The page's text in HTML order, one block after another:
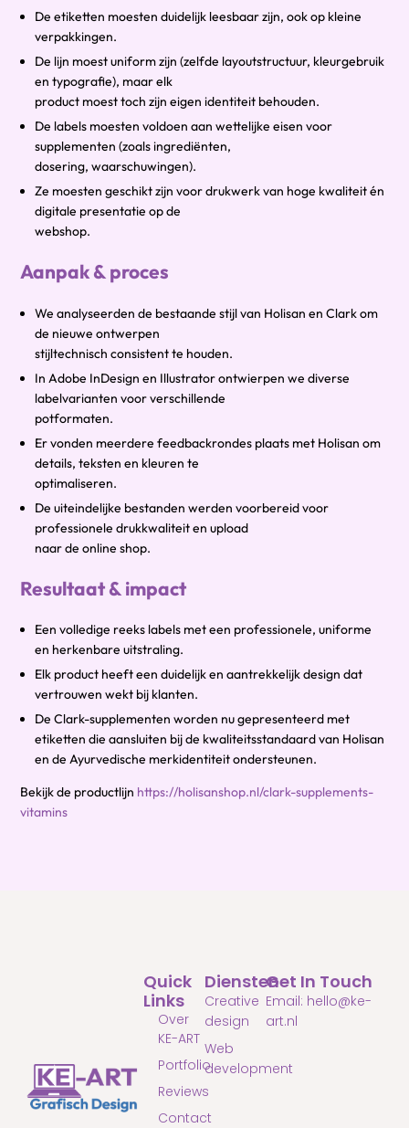
De etiketten moesten duidelijk leesbaar zijn, ook op kleine
verpakkingen.
De lijn moest uniform zijn (zelfde layoutstructuur, kleurgebruik
en typografie), maar elk
product moest toch zijn eigen identiteit behouden.
De labels moesten voldoen aan wettelijke eisen voor
supplementen (zoals ingrediënten,
dosering, waarschuwingen).
Ze moesten geschikt zijn voor drukwerk van hoge kwaliteit én
digitale presentatie op de
webshop.
Aanpak & proces
We analyseerden de bestaande stijl van Holisan en Clark om
de nieuwe ontwerpen
stijltechnisch consistent te houden.
In Adobe InDesign en Illustrator ontwierpen we diverse
labelvarianten voor verschillende
potformaten.
Er vonden meerdere feedbackrondes plaats met Holisan om
details, teksten en kleuren te
optimaliseren.
De uiteindelijke bestanden werden voorbereid voor
professionele drukkwaliteit en upload
naar de online shop.
Resultaat & impact
Een volledige reeks labels met een professionele, uniforme
en herkenbare uitstraling.
Elk product heeft een duidelijk en aantrekkelijk design dat
vertrouwen wekt bij klanten.
De Clark-supplementen worden nu gepresenteerd met
etiketten die aansluiten bij de kwaliteitsstandaard van Holisan
en de Ayurvedische merkidentiteit ondersteunen.
Bekijk de productlijn https://holisanshop.nl/clark-supplements-
vitamins
Diensten
Creative
design
Web
development
Quick
Links
Over
KE-ART
Portfolio
Reviews
Contact
Get In Touch
Email: hello@ke-
art.nl